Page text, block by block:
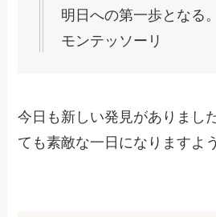
明日への第一歩となる
モンテッソーリ
今日も新しい発見がありまし
ても素敵な一日になりますよ